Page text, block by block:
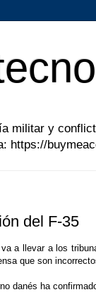
militar y
https://
del F-35
a llevar a los
que son
danés ha